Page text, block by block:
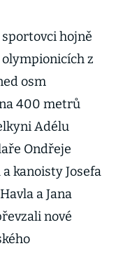
hojně
z
osm
400 metrů
Adélu
Ondřeje
kanoisty Josefa
a Jana
nové